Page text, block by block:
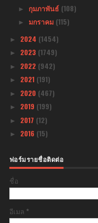
► กุมภาพันธ์ (108)
► มกราคม (115)
► 2024 (1454)
► 2023 (1749)
► 2022 (942)
► 2021 (191)
► 2020 (467)
► 2019 (199)
► 2017 (12)
► 2016 (15)
ฟอร์มรายชื่อติดต่อ
ชื่อ
อีเมล *